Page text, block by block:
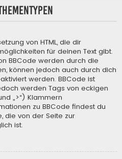
von HTML, die dir
für deinen Text gibt.
BBCode werden durch die
können jedoch auch durch dich
werden. BBCode ist
werden Tags von eckigen
„>“) Klammern
zu BBCode findest du
die von der Seite zur
ist.